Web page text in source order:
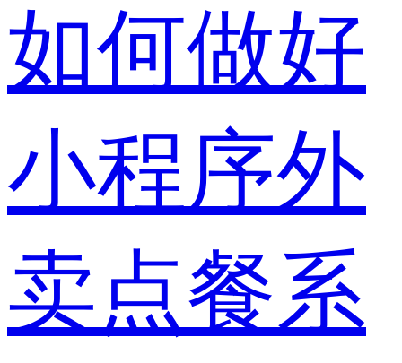
如何做好
小程序外
卖点餐系